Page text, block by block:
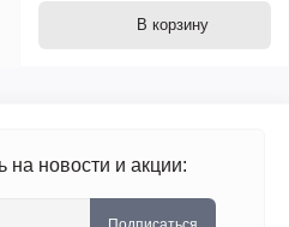
В корзину
на новости и акции: